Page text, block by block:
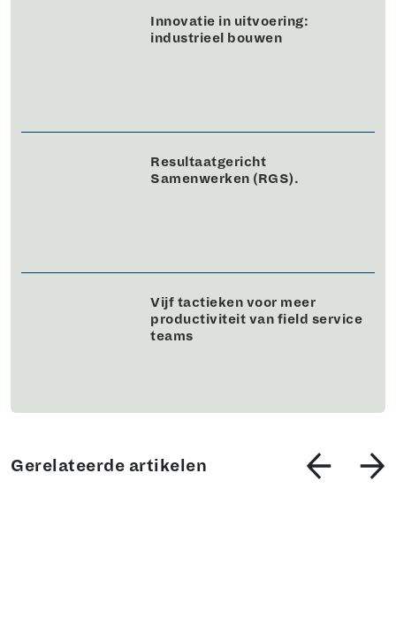
Innovatie in uitvoering:
industrieel bouwen
Resultaatgericht
Samenwerken (RGS).
Vijf tactieken voor meer
productiviteit van field service
teams
Gerelateerde artikelen